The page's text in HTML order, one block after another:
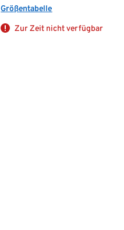
Größentabelle
Zur Zeit nicht verfügbar